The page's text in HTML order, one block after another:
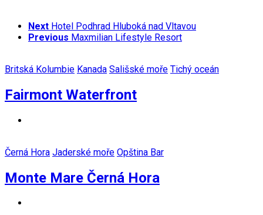
Next Hotel Podhrad Hluboká nad Vltavou
Previous Maxmilian Lifestyle Resort
Britská Kolumbie Kanada Sališské moře Tichý oceán
Fairmont Waterfront
Černá Hora Jaderské moře Opština Bar
Monte Mare Černá Hora